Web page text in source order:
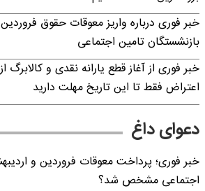
خبر فوری درباره واریز معوقات حقوق
بازنشستگان تامین اجتماعی
اعتراض فقط تا این تاریخ مهلت دارید
دعوای داغ
خبر فوری؛ پرداخت معوقات فروردین و
اجتماعی مشخص شد؟